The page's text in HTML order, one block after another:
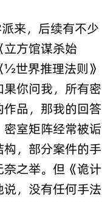
来，后续有不少
方馆谋杀始
世界推理法则》
你问我，所有密
品，那我的回答
室矩阵经常被诟
，部分案件的手
之举。但《诡计
，没有任何手法